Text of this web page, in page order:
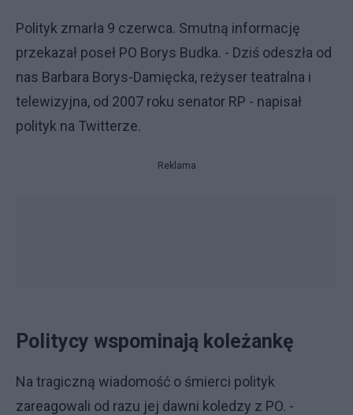
Polityk zmarła 9 czerwca. Smutną informację
przekazał poseł PO Borys Budka. - Dziś odeszła od
nas Barbara Borys-Damięcka, reżyser teatralna i
telewizyjna, od 2007 roku senator RP - napisał
polityk na Twitterze.
Reklama
Politycy wspominają koleżankę
Na tragiczną wiadomość o śmierci polityk
zareagowali od razu jej dawni koledzy z PO. -